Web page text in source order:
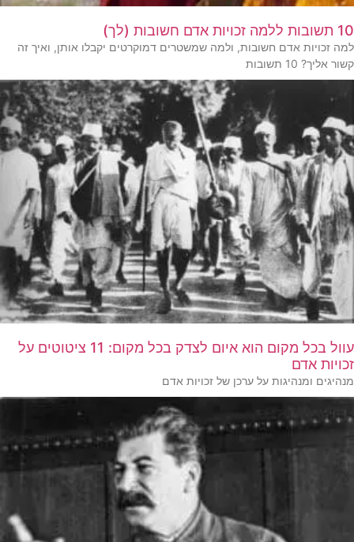
10 תשובות ללמה זכויות אדם חשובות (לך)
למה זכויות אדם חשובות, ולמה שמשטרים דמוקרטים יקבלו אותן, ואיך זה
קשור אליך? 10 תשובות
עוול בכל מקום הוא איום לצדק בכל מקום: 11 ציטוטים על
זכויות אדם
מנהיגים ומנהיגות על ערכן של זכויות אדם